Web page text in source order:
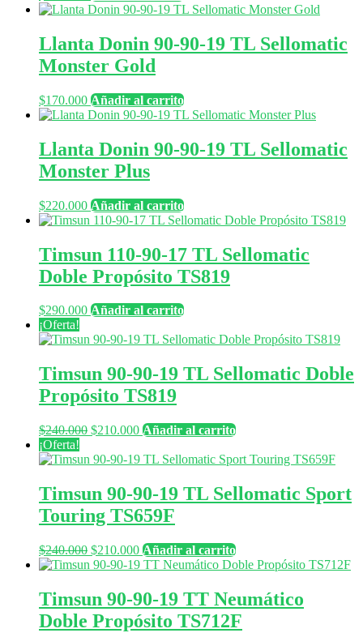
Llanta Donin 90-90-19 TL Sellomatic
Monster Gold
$170.000 Añadir al carrito
Llanta Donin 90-90-19 TL Sellomatic
Monster Plus
$220.000 Añadir al carrito
Timsun 110-90-17 TL Sellomatic
Doble Propósito TS819
$290.000 Añadir al carrito
¡Oferta!
Timsun 90-90-19 TL Sellomatic Doble
Propósito TS819
$240.000 El
original
$240.000.
$210.000El
actual
$210.000.
Añadir al carrito
¡Oferta!
Timsun 90-90-19 TL Sellomatic Sport
Touring TS659F
$240.000 El
precio
era:
$240.000.
$210.000El
precio
es:
$210.000.
Añadir al carrito
Timsun 90-90-19 TT Neumático
Doble Propósito TS712F